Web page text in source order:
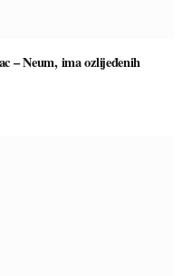
– Neum, ima ozlijeđenih